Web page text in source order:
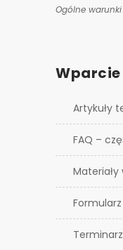
Ogólne warunki
Artykuły
FAQ –